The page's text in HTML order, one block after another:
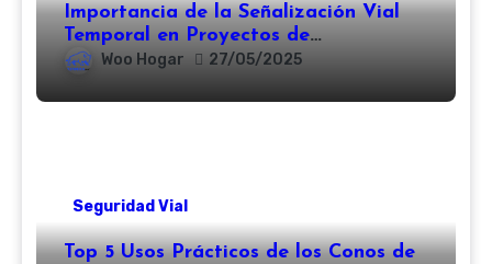
Importancia de la Señalización Vial
Temporal en Proyectos de
Rehabilitación
Woo Hogar 27/05/2025
Seguridad Vial
Top 5 Usos Prácticos de los Conos de